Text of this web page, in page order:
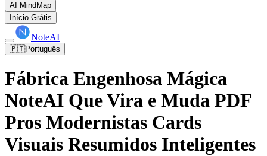
AI MindMap
Início Grátis
NoteAI
🇵🇹Português
Fábrica Engenhosa Mágica
NoteAI Que Vira e Muda PDF
Pros Modernistas Cards
Visuais Resumidos Inteligentes